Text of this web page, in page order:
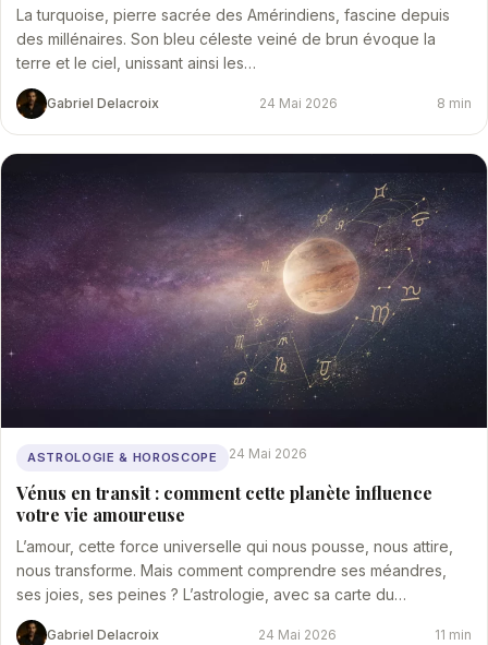
La turquoise, pierre sacrée des Amérindiens, fascine depuis
des millénaires. Son bleu céleste veiné de brun évoque la
terre et le ciel, unissant ainsi les…
Gabriel Delacroix 24 Mai 2026 8 min
ASTROLOGIE & HOROSCOPE 24 Mai 2026
Vénus en transit : comment cette planète influence
votre vie amoureuse
L’amour, cette force universelle qui nous pousse, nous attire,
nous transforme. Mais comment comprendre ses méandres,
ses joies, ses peines ? L’astrologie, avec sa carte du…
Gabriel Delacroix 24 Mai 2026 11 min